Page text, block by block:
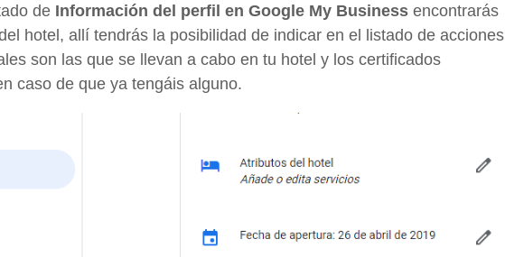
de Información del perfil en Google My Business encontrarás
hotel, allí tendrás la posibilidad de indicar en el listado de acciones
son las que se llevan a cabo en tu hotel y los certificados
caso de que ya tengáis alguno.